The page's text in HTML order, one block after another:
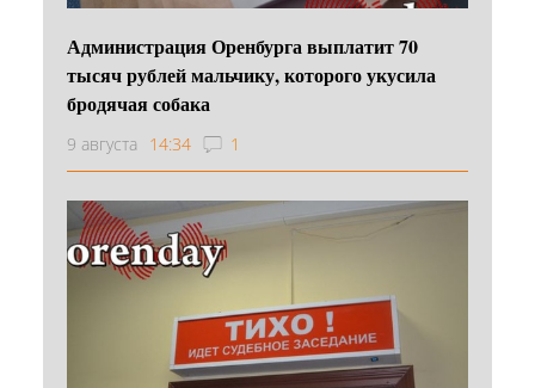
Администрация Оренбурга выплатит 70
тысяч рублей мальчику, которого укусила
бродячая собака
9 августа 14:34 1